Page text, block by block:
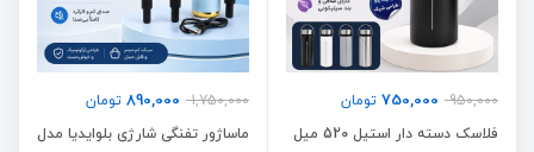
950,000
750,000 تومان
فلاسک دسته دار استیل 520 میل
1,750,000
890,000 تومان
ماساژور تفنگی شارژی بلوایدیا مدل